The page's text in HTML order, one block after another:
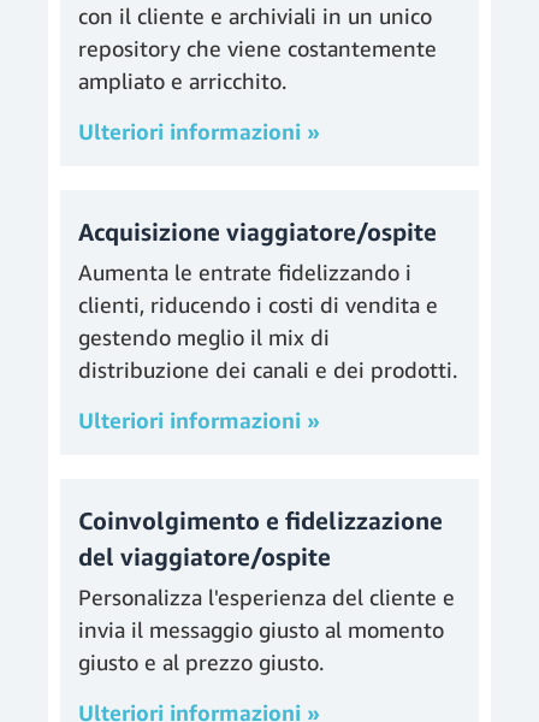
con il cliente e archiviali in un unico
repository che viene costantemente
ampliato e arricchito.
Ulteriori informazioni »
Acquisizione viaggiatore/ospite
Aumenta le entrate fidelizzando i
clienti, riducendo i costi di vendita e
gestendo meglio il mix di
distribuzione dei canali e dei prodotti.
Ulteriori informazioni »
Coinvolgimento e fidelizzazione
del viaggiatore/ospite
Personalizza l'esperienza del cliente e
invia il messaggio giusto al momento
giusto e al prezzo giusto.
Ulteriori informazioni »